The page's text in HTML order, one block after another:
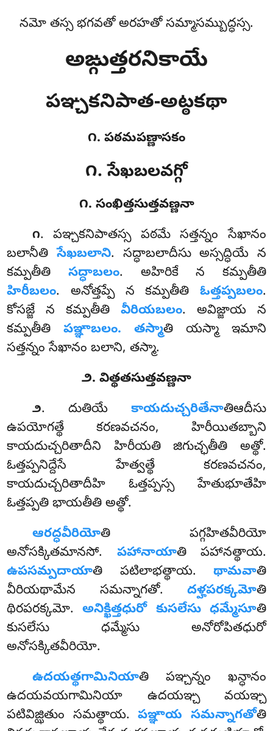
నమో తస్స భగవతో అరహతో సమ్మాసమ్బుద్ధస్స.
అఙ్గుత్తరనికాయే
పఞ్చకనిపాత-అట్ఠకథా
౧. పఠమపణ్ణాసకం
౧. సేఖబలవగ్గో
౧. సంఖిత్తసుత్తవణ్ణనా
౧. పఞ్చకనిపాతస్స పఠమే సత్తన్నం సేఖానం
బలానీతిసేఖబలాని. సద్ధాబలాదీసు అస్సద్ధియే న
కమ్పతీతి సద్ధాబలం. అహిరికే న కమ్పతీతి
హిరీబలం. అనోత్తప్పే న కమ్పతీతి ఓత్తప్పబలం.
కోసజ్జే న కమ్పతీతి వీరియబలం. అవిజ్జాయ న
కమ్పతీతిపఞ్ఞాబలం. తస్మాతి యస్మా ఇమాని
సత్తన్నం సేఖానం బలాని, తస్మా.
౨. విత్థతసుత్తవణ్ణనా
౨. దుతియే కాయదుచ్చరితేనాతిఆదీసు
ఉపయోగత్థే కరణవచనం, హిరీయితబ్బాని
కాయదుచ్చరితాదీని హిరీయతి జిగుచ్ఛతీతి అత్థో.
ఓత్తప్పనిద్దేసే హేత్వత్థే కరణవచనం,
కాయదుచ్చరితాదీహి ఓత్తప్పస్స హేతుభూతేహి
ఓత్తప్పతి భాయతీతి అత్థో.
ఆరద్ధవీరియోతి పగ్గహితవీరియో
అనోసక్కితమానసో. పహానాయాతి పహానత్థాయ.
ఉపసమ్పదాయాతి పటిలాభత్థాయ. థామవాతి
వీరియథామేన సమన్నాగతో. దళ్హపరక్కమోతి
థిరపరక్కమో.అనిక్ఖిత్తధురో కుసలేసు ధమ్మేసూతి
కుసలేసు ధమ్మేసు అనోరోపితధురో
అనోసక్కితవీరియో.
ఉదయత్థగామినియాతి పఞ్చన్నం ఖన్ధానం
ఉదయవయగామినియా ఉదయఞ్చ వయఞ్చ
పటివిజ్ఝితుం సమత్థాయ.పఞ్ఞాయ సమన్నాగతోతి